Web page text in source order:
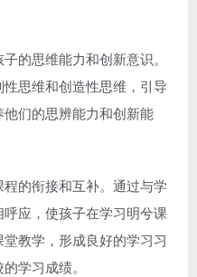
的思维能力和创新意识。
思维和创造性思维，引导
们的思辨能力和创新能
的衔接和互补。通过与学
应，使孩子在学习明兮课
教学，形成良好的学习习
学习成绩。